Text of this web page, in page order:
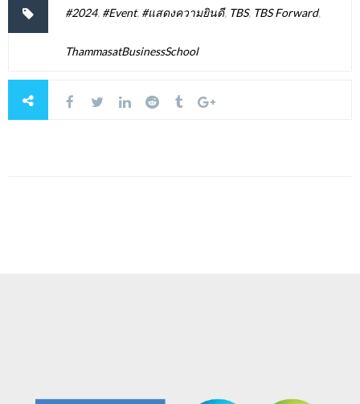
#2024, #Event, #แสดงความยินดี, TBS, TBS Forward,
ThammasatBusinessSchool